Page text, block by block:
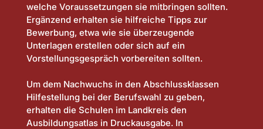
welche Voraussetzungen sie mitbringen sollten.
Ergänzend erhalten sie hilfreiche Tipps zur
Bewerbung, etwa wie sie überzeugende
Unterlagen erstellen oder sich auf ein
Vorstellungsgespräch vorbereiten sollten.
Um dem Nachwuchs in den Abschlussklassen
Hilfestellung bei der Berufswahl zu geben,
erhalten die Schulen im Landkreis den
Ausbildungsatlas in Druckausgabe. In